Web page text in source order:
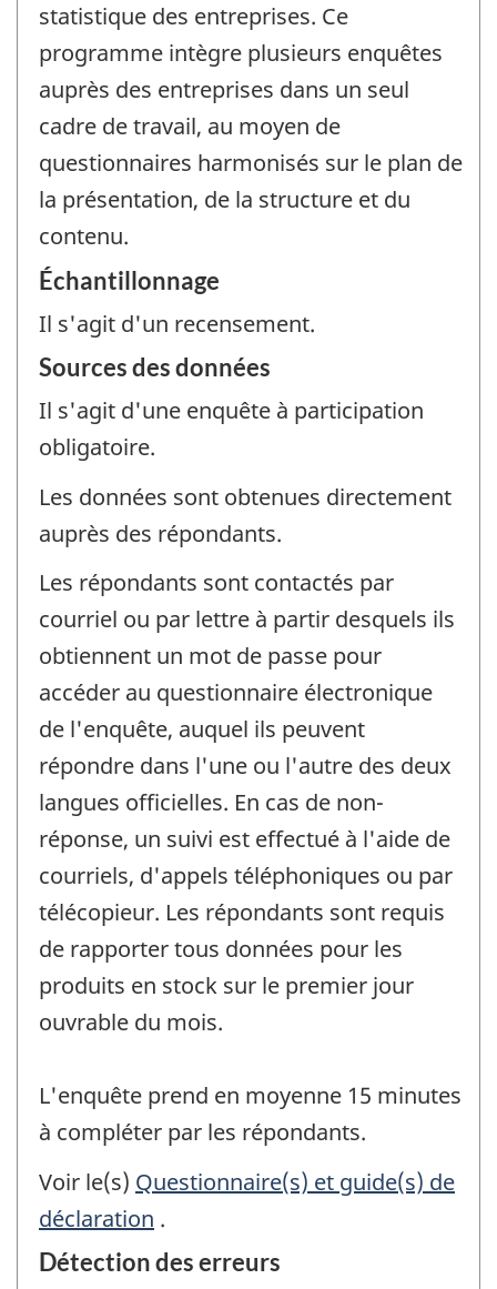
statistique des entreprises. Ce
programme intègre plusieurs enquêtes
auprès des entreprises dans un seul
cadre de travail, au moyen de
questionnaires harmonisés sur le plan de
la présentation, de la structure et du
contenu.
Échantillonnage
Il s'agit d'un recensement.
Sources des données
Il s'agit d'une enquête à participation
obligatoire.
Les données sont obtenues directement
auprès des répondants.
Les répondants sont contactés par
courriel ou par lettre à partir desquels ils
obtiennent un mot de passe pour
accéder au questionnaire électronique
de l'enquête, auquel ils peuvent
répondre dans l'une ou l'autre des deux
langues officielles. En cas de non-
réponse, un suivi est effectué à l'aide de
courriels, d'appels téléphoniques ou par
télécopieur. Les répondants sont requis
de rapporter tous données pour les
produits en stock sur le premier jour
ouvrable du mois.
L'enquête prend en moyenne 15 minutes
à compléter par les répondants.
Voir le(s) Questionnaire(s) et guide(s) de
déclaration .
Détection des erreurs